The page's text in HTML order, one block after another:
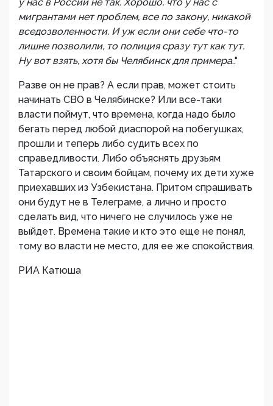
мигрантами нет проблем, все по закону, никакой
вседозволенности. И уж если они себе что-то
лишне позволили, то полиция сразу тут как тут.
Ну вот взять, хотя бы Челябинск для примера.."
Разве он не прав? А если прав, может стоить
начинать СВО в Челябинске? Или все-таки
власти поймут, что времена, когда надо было
бегать перед любой диаспорой на побегушках,
прошли и теперь либо судить всех по
справедливости. Либо объяснять друзьям
Татарского и своим бойцам, почему их дети хуже
приехавших из Узбекистана. Притом спрашивать
они будут не в Телеграме, а лично и просто
сделать вид, что ничего не случилось уже не
выйдет. Времена такие и кто это еще не понял,
тому во власти не место, для ее же спокойствия.
РИА Катюша